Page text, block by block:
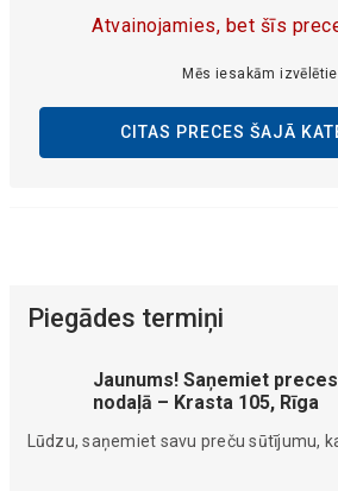
Atvainojamies, bet šīs
Mēs iesakām
CITAS PRECES ŠAJĀ
Piegādes termiņi
Jaunums! Saņemiet
nodaļā – Krasta 105, Rīga
Lūdzu, saņemiet savu preču sūtījumu,